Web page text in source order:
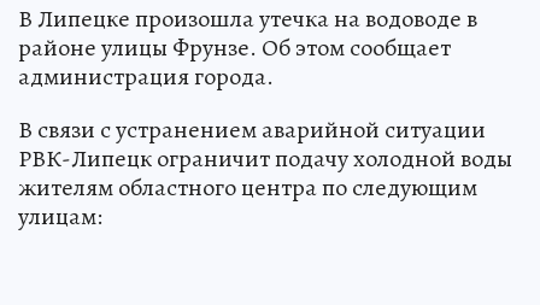
В Липецке произошла утечка на водоводе в
районе улицы Фрунзе. Об этом сообщает
администрация города.
В связи с устранением аварийной ситуации
РВК-Липецк ограничит подачу холодной воды
жителям областного центра по следующим
улицам: